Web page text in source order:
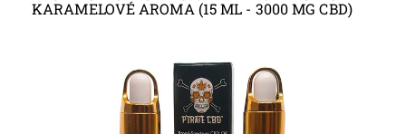
KARAMELOVÉ AROMA (15 ML - 3000 MG CBD)